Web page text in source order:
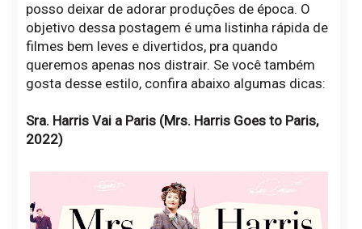
posso deixar de adorar produções de época. O
objetivo dessa postagem é uma listinha rápida de
filmes bem leves e divertidos, pra quando
queremos apenas nos distrair. Se você também
gosta desse estilo, confira abaixo algumas dicas:
Sra. Harris Vai a Paris (Mrs. Harris Goes to Paris,
2022)